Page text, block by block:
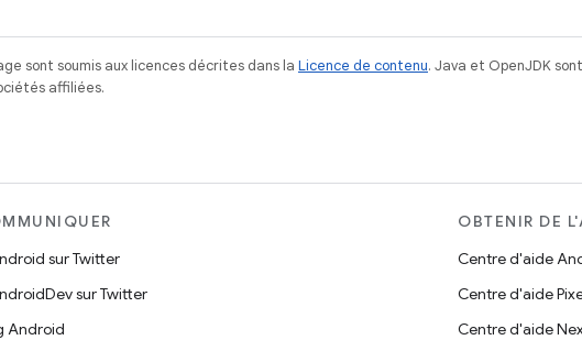
sont soumis aux licences décrites dans la Licence de contenu. Java et OpenJDK
affiliées.
sur Twitter
sur Twitter
Android
OBTENIR DE
Centre d'aide
Centre d'aide
Centre d'aide